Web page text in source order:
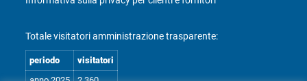
Totale visitatori amministrazione trasparente:
periodo
visitatori